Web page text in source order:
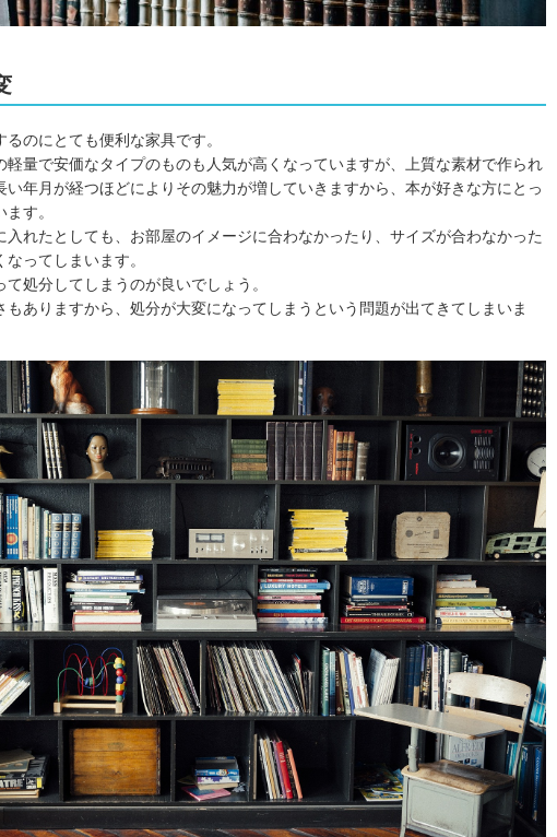
のにとても便利な家具です。
量で安価なタイプのものも人気が高くなっていますが、上質な素材で作られ
い年月が経つほどによりその魅力が増していきますから、本が好きな方にとっ
す。
れたとしても、お部屋のイメージに合わなかったり、サイズが合わなかった
ってしまいます。
処分してしまうのが良いでしょう。
ありますから、処分が大変になってしまうという問題が出てきてしまいま